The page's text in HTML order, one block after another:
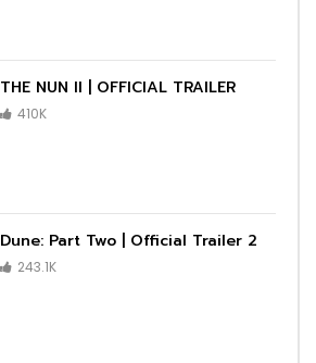
THE NUN II | OFFICIAL TRAILER
410K
Dune: Part Two | Official Trailer 2
243.1K